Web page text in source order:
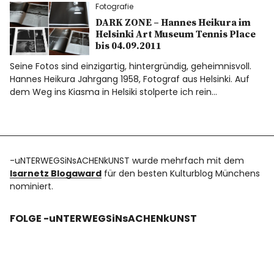
f I
Fotografie
DARK ZONE – Hannes Heikura im
Helsinki Art Museum Tennis Place
bis 04.09.2011
Seine Fotos sind einzigartig, hintergründig, geheimnisvoll.
Hannes Heikura Jahrgang 1958, Fotograf aus Helsinki. Auf
dem Weg ins Kiasma in Helsiki stolperte ich rein…
-uNTERWEGSiNsACHENkUNST wurde mehrfach mit dem
Isarnetz Blogaward für den besten Kulturblog Münchens
nominiert.
FOLGE -uNTERWEGSiNsACHENkUNST